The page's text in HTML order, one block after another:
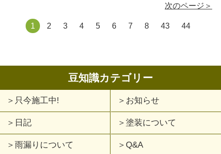
1 2 3 4 5 6 7 8 43 44
次のページ＞
豆知識カテゴリー
只今施工中! お知らせ
日記 塗装について
雨漏りについて Q&A